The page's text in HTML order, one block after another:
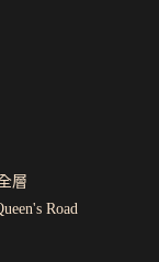
層
Road